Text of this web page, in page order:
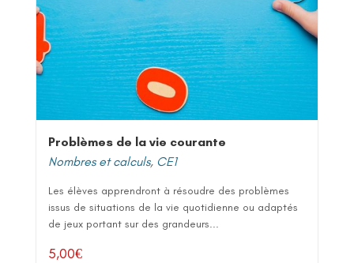
Problèmes de la vie courante
Nombres et calculs, CE1
Les élèves apprendront à résoudre des problèmes
issus de situations de la vie quotidienne ou adaptés
de jeux portant sur des grandeurs...
5,00€